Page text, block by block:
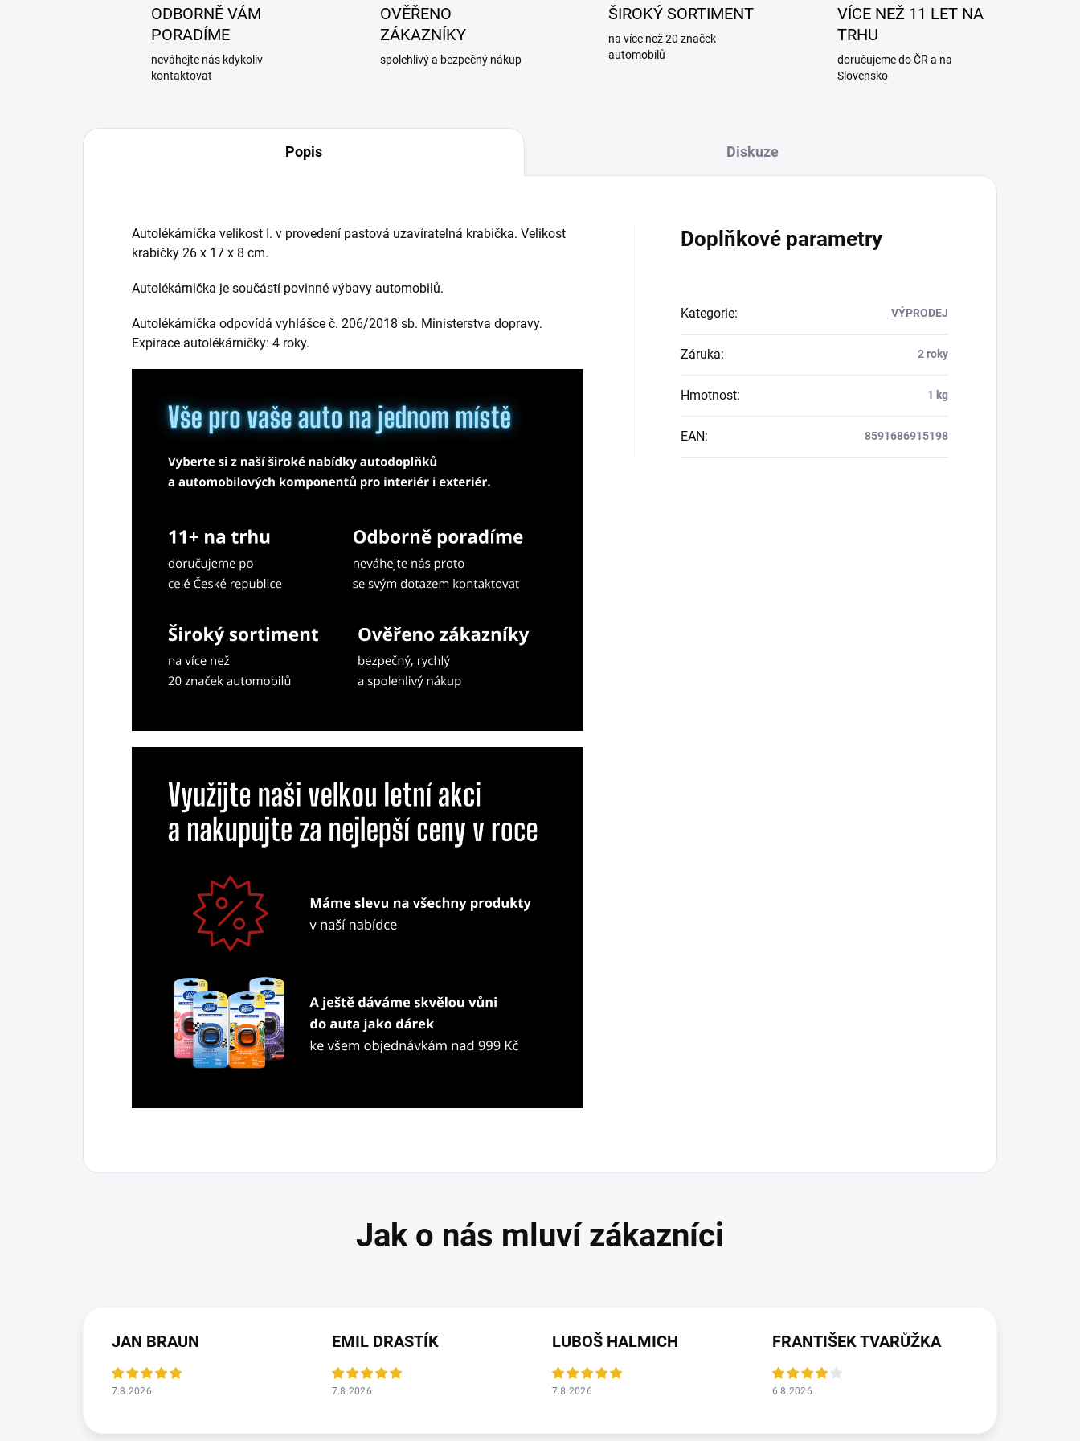
ODBORNĚ VÁM
PORADÍME
neváhejte nás kdykoliv
kontaktovat
OVĚŘENO
ZÁKAZNÍKY
spolehlivý a bezpečný nákup
ŠIROKÝ SORTIMENT
na více než 20 značek
automobilů
VÍCE NEŽ 11 LET NA
TRHU
doručujeme do ČR a na
Slovensko
Popis Diskuze
Autolékárnička velikost I. v provedení pastová uzavíratelná krabička. Velikost
krabičky 26 x 17 x 8 cm.
Autolékárnička je součástí povinné výbavy automobilů.
Autolékárnička odpovídá vyhlášce č. 206/2018 sb. Ministerstva dopravy.
Expirace autolékárničky: 4 roky.
Doplňkové parametry
Kategorie: VÝPRODEJ
Záruka: 2 roky
Hmotnost: 1 kg
EAN: 8591686915198
JAN BRAUN
7.8.2026
EMIL DRASTÍK
7.8.2026
LUBOŠ HALMICH
7.8.2026
FRANTIŠEK TVARŮŽKA
6.8.2026